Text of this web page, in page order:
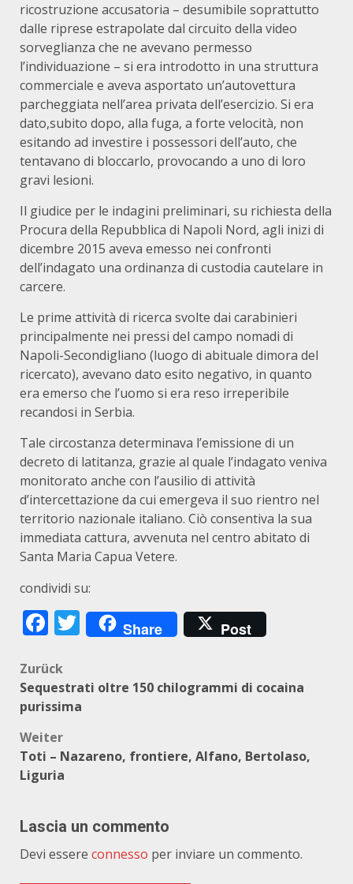
ricostruzione accusatoria – desumibile soprattutto
dalle riprese estrapolate dal circuito della video
sorveglianza che ne avevano permesso
l’individuazione – si era introdotto in una struttura
commerciale e aveva asportato un’autovettura
parcheggiata nell’area privata dell’esercizio. Si era
dato,subito dopo, alla fuga, a forte velocità, non
esitando ad investire i possessori dell’auto, che
tentavano di bloccarlo, provocando a uno di loro
gravi lesioni.
Il giudice per le indagini preliminari, su richiesta della
Procura della Repubblica di Napoli Nord, agli inizi di
dicembre 2015 aveva emesso nei confronti
dell’indagato una ordinanza di custodia cautelare in
carcere.
Le prime attività di ricerca svolte dai carabinieri
principalmente nei pressi del campo nomadi di
Napoli-Secondigliano (luogo di abituale dimora del
ricercato), avevano dato esito negativo, in quanto
era emerso che l’uomo si era reso irreperibile
recandosi in Serbia.
Tale circostanza determinava l’emissione di un
decreto di latitanza, grazie al quale l’indagato veniva
monitorato anche con l’ausilio di attività
d’intercettazione da cui emergeva il suo rientro nel
territorio nazionale italiano. Ciò consentiva la sua
immediata cattura, avvenuta nel centro abitato di
Santa Maria Capua Vetere.
condividi su:
Facebook
Twitter
Share Post
Beitragsnavigation
Zurück
Sequestrati oltre 150 chilogrammi di cocaina
purissima
Weiter
Toti – Nazareno, frontiere, Alfano, Bertolaso,
Liguria
Lascia un commento
Devi essere connesso per inviare un commento.